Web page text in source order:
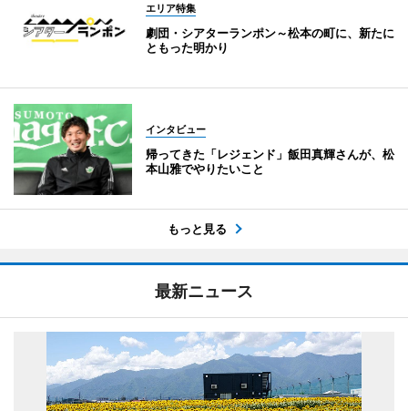
エリア特集
劇団・シアターランポン～松本の町に、新たに
ともった明かり
インタビュー
帰ってきた「レジェンド」飯田真輝さんが、松
本山雅でやりたいこと
もっと見る
最新ニュース